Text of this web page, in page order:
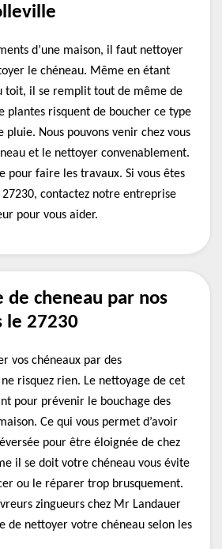
d’une maison, il faut nettoyer
le chéneau. Même en étant
toit, il se remplit tout de même de
plantes risquent de boucher ce type
pluie. Nous pouvons venir chez vous
et le nettoyer convenablement.
pour faire les travaux. Si vous êtes
27230, contactez notre entreprise
pour vous aider.
de cheneau par nos
le 27230
vos chéneaux par des
risquez rien. Le nettoyage de cet
pour prévenir le bouchage des
Ce qui vous permet d’avoir
pour être éloignée de chez
il se doit votre chéneau vous évite
ou le réparer trop brusquement.
zingueurs chez Mr Landauer
de nettoyer votre chéneau selon les